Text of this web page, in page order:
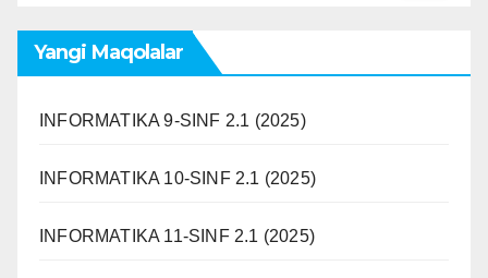
Yangi Maqolalar
INFORMATIKA 9-SINF 2.1 (2025)
INFORMATIKA 10-SINF 2.1 (2025)
INFORMATIKA 11-SINF 2.1 (2025)